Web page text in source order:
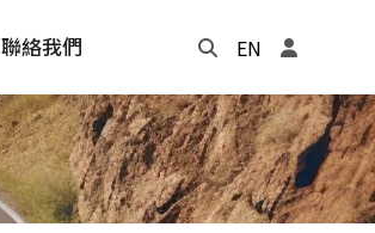
年度記事本
聯絡我們 EN